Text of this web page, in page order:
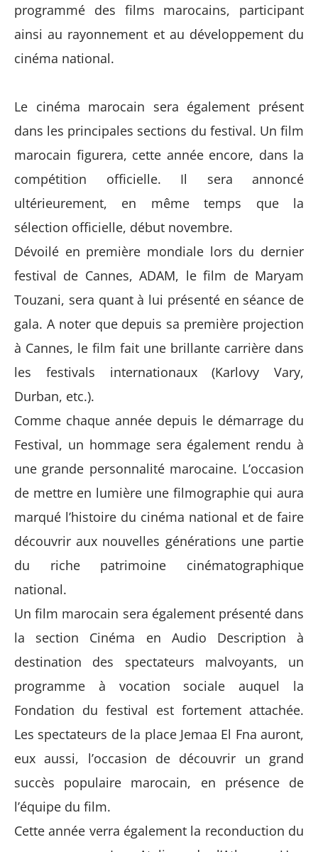
programmé des films marocains, participant
ainsiau rayonnement et au développement du
cinéma national.
Le cinéma marocain sera également présent
dans les principales sections du festival. Un film
marocain figurera, cette année encore, dans la
compétition officielle. Il sera annoncé
ultérieurement, en même temps que la
sélection officielle, début novembre.
Dévoilé en première mondiale lors du dernier
festival de Cannes, ADAM, le film de Maryam
Touzani, sera quant à lui présenté en séance de
gala. A noter que depuis sa première projection
à Cannes, le film fait une brillante carrière dans
les festivals internationaux (Karlovy Vary,
Durban, etc.).
Comme chaque année depuis le démarrage du
Festival, un hommage sera également rendu à
une grande personnalité marocaine. L’occasion
de mettre en lumière une filmographie qui aura
marqué l’histoire du cinéma national et de faire
découvrir aux nouvelles générations une partie
du riche patrimoine cinématographique
national.
Un film marocain sera également présenté dans
la section Cinéma en Audio Description à
destination des spectateurs malvoyants, un
programme à vocation sociale auquel la
Fondation du festival est fortement attachée.
Les spectateurs de la place Jemaa El Fna auront,
eux aussi, l’occasion de découvrir un grand
succès populaire marocain, en présence de
l’équipe du film.
Cette année verra également la reconduction du